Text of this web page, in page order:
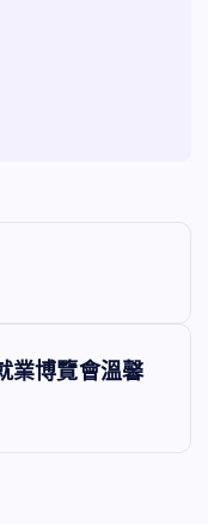
業博覽會溫馨